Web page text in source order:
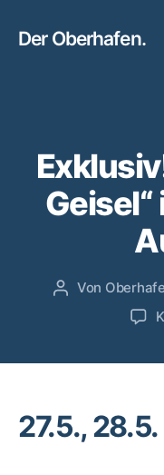
Der Oberhafen.
Beitragsautor
Von
27.5.,